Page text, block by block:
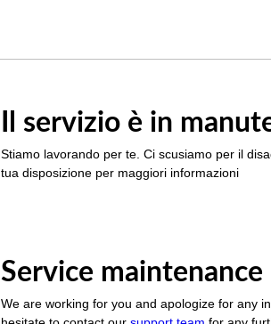
Il servizio è in
Stiamo lavorando per te. Ci scusiamo per il
tua disposizione per maggiori informazioni
Service maintenance
We are working for you and apologize for any